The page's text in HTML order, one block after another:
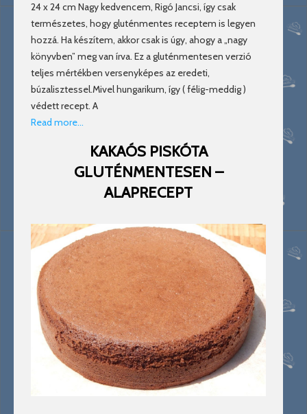
24 x 24 cm Nagy kedvencem, Rigó Jancsi, így csak
természetes, hogy gluténmentes receptem is legyen
hozzá. Ha készítem, akkor csak is úgy, ahogy a „nagy
könyvben” meg van írva. Ez a gluténmentesen verzió
teljes mértékben versenyképes az eredeti,
búzalisztessel.Mivel hungarikum, így ( félig-meddig )
védett recept. A
Read more…
KAKAÓS PISKÓTA
GLUTÉNMENTESEN –
ALAPRECEPT